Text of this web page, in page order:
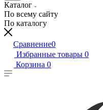
Каталог
По всему сайту
По каталогу
Сравнение0
Избранные товары 0
Корзина 0